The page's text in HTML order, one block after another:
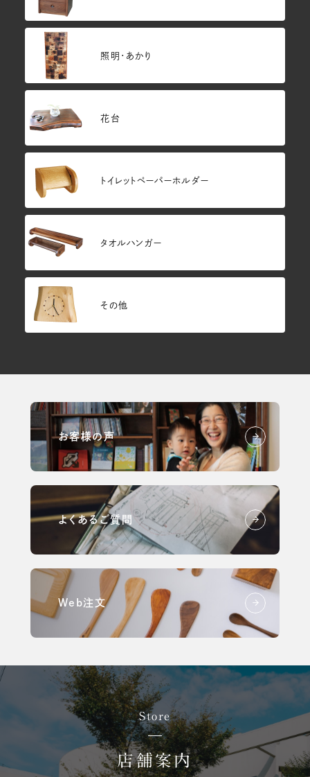
照明・あかり
花台
トイレットペーパーホルダー
タオルハンガー
その他
お客様の声
よくあるご質問
Web注文
Store
店舗案内